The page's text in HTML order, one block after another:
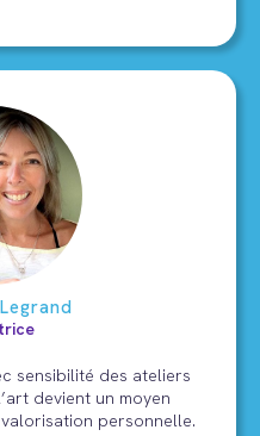
sensibilité des ateliers
devient un moyen
personnelle.